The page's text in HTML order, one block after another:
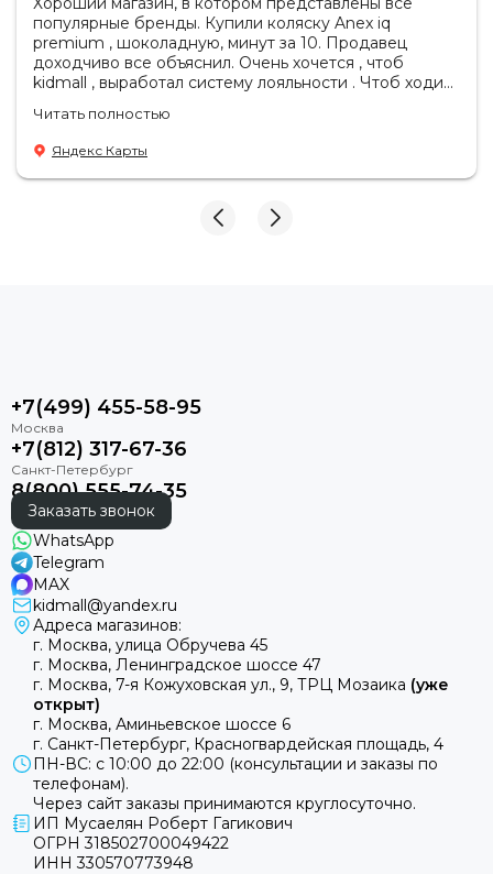
популярные бренды. Купили коляску Anex iq
premium , шоколадную, минут за 10. Продавец
доходчиво все объяснил. Очень хочется , чтоб
kidmall , выработал систему лояльности . Чтоб ходить
Читать полностью
Яндекс Карты
+7(499) 455-58-95
+7(812) 317-67-36
8(800) 555-74-35
Заказать звонок
WhatsApp
Telegram
MAX
kidmall@yandex.ru
Адреса магазинов:
г. Москва, улица Обручева 45
г. Москва, Ленинградское шоссе 47
г. Москва, 7-я Кожуховская ул., 9, ТРЦ Мозаика (уже
открыт)
г. Москва, Аминьевское шоссе 6
г. Санкт-Петербург, Красногвардейская площадь, 4
ПН-ВС: с 10:00 до 22:00 (консультации и заказы по
телефонам).
Через сайт заказы принимаются круглосуточно.
ИП Мусаелян Роберт Гагикович
ОГРН 318502700049422
ИНН 330570773948